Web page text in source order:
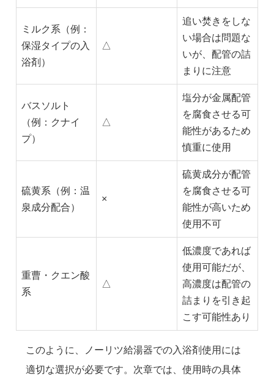
ミルク系（例：
保湿タイプの入
浴剤）
△
追い焚きをしな
い場合は問題な
いが、配管の詰
まりに注意
バスソルト
（例：クナイ
プ）
△
塩分が金属配管
を腐食させる可
能性があるため
慎重に使用
硫黄系（例：温
泉成分配合）
×
硫黄成分が配管
を腐食させる可
能性が高いため
使用不可
重曹・クエン酸
系
△
低濃度であれば
使用可能だが、
高濃度は配管の
詰まりを引き起
こす可能性あり
このように、ノーリツ給湯器での入浴剤使用には
適切な選択が必要です。次章では、使用時の具体